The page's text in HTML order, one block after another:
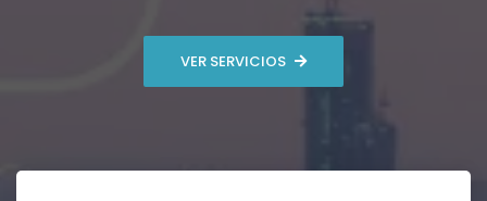
VER SERVICIOS